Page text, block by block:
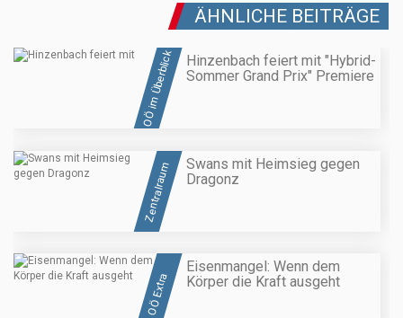
ÄHNLICHE BEITRÄGE
OÖ im Überblick
Hinzenbach feiert mit "Hybrid-
Sommer Grand Prix" Premiere
Zentralraum
Swans mit Heimsieg gegen
Dragonz
OÖ Extra
Eisenmangel: Wenn dem
Körper die Kraft ausgeht